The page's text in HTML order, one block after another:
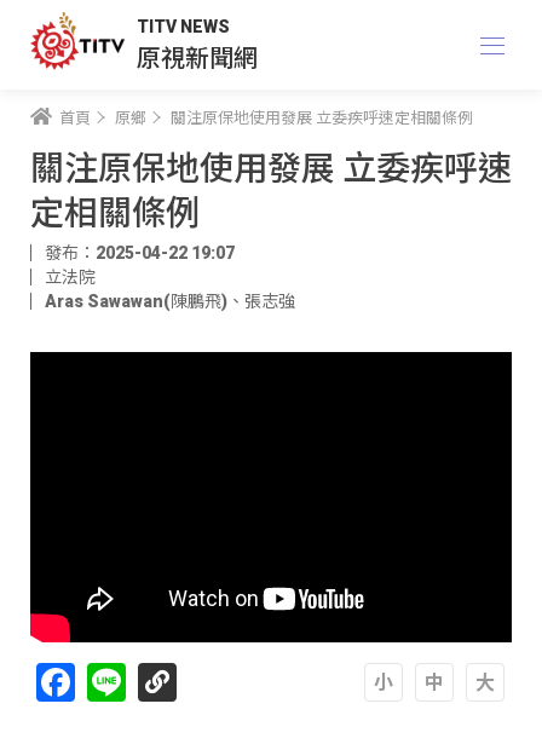
TITV NEWS
原視新聞網
首頁 原鄉 關注原保地使用發展 立委疾呼速定相關條例
關注原保地使用發展 立委疾呼速
定相關條例
發布：2025-04-22 19:07
立法院
Aras Sawawan(陳鵬飛) 、 張志強
Facebook
Line